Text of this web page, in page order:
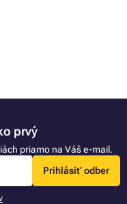
prvý
priamo na Váš e-mail.
Prihlásiť odber